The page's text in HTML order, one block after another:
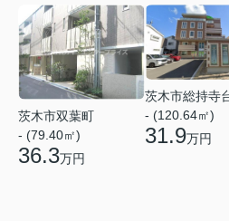
茨木市双葉町
- (79.40㎡)
36.3万円
茨木市総持寺
- (120.64㎡)
31.9万円